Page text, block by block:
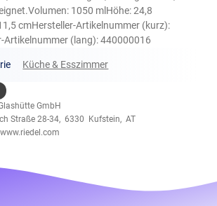
1050 mlHöhe: 24,8
cmHersteller-Artikelnummer (kurz):
(lang): 440000016
Küche & Esszimmer
GmbH
Straße 28-34, 6330 Kufstein, AT